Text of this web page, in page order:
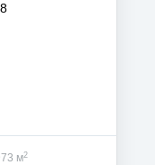
м2